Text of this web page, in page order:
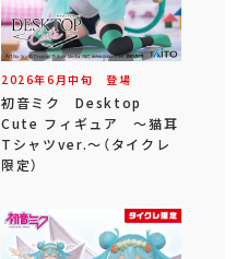
2026年6 月中旬 登場
初音ミク Desktop
Cute フィギュア ～猫耳
Tシャツver.～（タイクレ
限定）